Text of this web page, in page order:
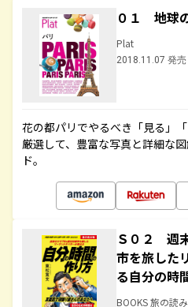
０１ 地球
Plat
2018.11.07 発売
花の都パリでやるべき「見る」
厳選して、豊富な写真と詳細な
ド。
Ｓ０２ 週
市を旅した
る自分の時
BOOKS 旅の読